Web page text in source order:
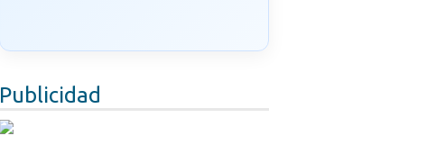
Publicidad